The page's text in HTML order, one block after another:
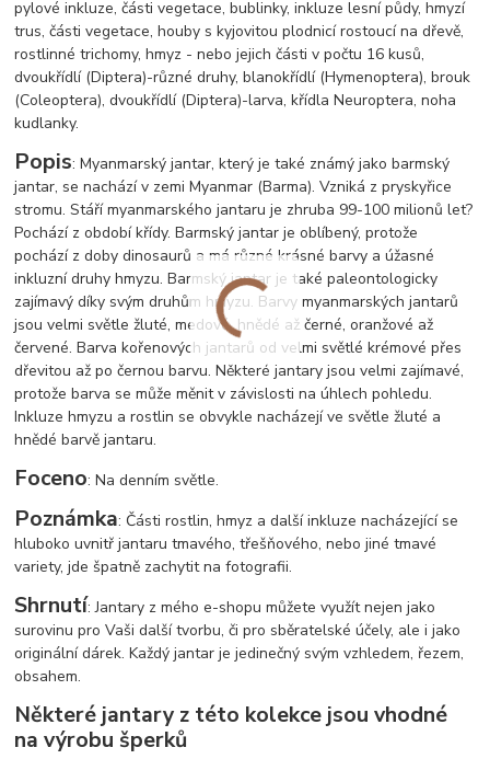
pylové inkluze, části vegetace, bublinky, inkluze lesní půdy, hmyzí
trus, části vegetace, houby s kyjovitou plodnicí rostoucí na dřevě,
rostlinné trichomy, hmyz - nebo jejich části v počtu 16 kusů,
dvoukřídlí (Diptera)-různé druhy, blanokřídlí (Hymenoptera), brouk
(Coleoptera), dvoukřídlí (Diptera)-larva, křídla Neuroptera, noha
kudlanky.
Popis: Myanmarský jantar, který je také známý jako barmský
jantar, se nachází v zemi Myanmar (Barma). Vzniká z pryskyřice
stromu. Stáří myanmarského jantaru je zhruba 99-100 milionů let?
Pochází z období křídy. Barmský jantar je oblíbený, protože
pochází z doby dinosaurů a má různé krásné barvy a úžasné
inkluzní druhy hmyzu. Barmský jantar je také paleontologicky
zajímavý díky svým druhům hmyzu. Barvy myanmarských jantarů
jsou velmi světle žluté, medové, hnědé až černé, oranžové až
červené. Barva kořenových jantarů od velmi světlé krémové přes
dřevitou až po černou barvu. Některé jantary jsou velmi zajímavé,
protože barva se může měnit v závislosti na úhlech pohledu.
Inkluze hmyzu a rostlin se obvykle nacházejí ve světle žluté a
hnědé barvě jantaru.
Foceno: Na denním světle.
Poznámka: Části rostlin, hmyz a další inkluze nacházející se
hluboko uvnitř jantaru tmavého, třešňového, nebo jiné tmavé
variety, jde špatně zachytit na fotografii.
Shrnutí: Jantary z mého e-shopu můžete využít nejen jako
surovinu pro Vaši další tvorbu, či pro sběratelské účely, ale i jako
originální dárek. Každý jantar je jedinečný svým vzhledem, řezem,
obsahem.
Některé jantary z této kolekce jsou vhodné
na výrobu šperků